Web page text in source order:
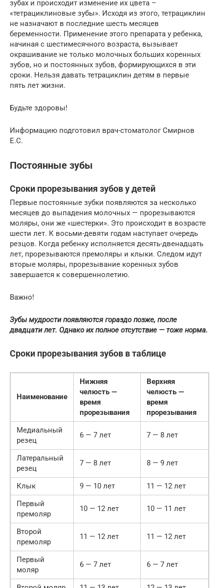
зубах и происходит изменение их цвета –
«тетрациклиновые зубы». Исходя из этого, тетрациклин
не назначают в последние шесть месяцев
беременности. Применение этого препарата у ребенка,
начиная с шестимесячного возраста, вызывает
окрашивание не только молочных больших коренных
зубов, но и постоянных зубов, формирующихся в эти
сроки. Нельзя давать тетрациклин детям в первые
пять лет жизни.
Будьте здоровы!
Информацию подготовил врач-стоматолог Смирнов
Е.С.
Постоянные зубы
Сроки прорезывания зубов у детей
Первые постоянные зубки появляются за несколько
месяцев до выпадения молочных — прорезываются
моляры, они же «шестерки». Это происходит в возрасте
шести лет. К восьми-девяти годам наступает очередь
резцов. Когда ребенку исполняется десять-двенадцать
лет, прорезываются премоляры и клыки. Следом идут
вторые моляры, прорезывание коренных зубов
завершается к совершеннолетию.
Важно!
Зубы мудрости появляются гораздо позже, после
двадцати лет. Однако их полное отсутствие — тоже норма.
Сроки прорезывания зубов в таблице
Наименование
Нижняя
челюсть —
время
прорезывания
Верхняя
челюсть —
время
прорезывания
Медиальный
резец
6 — 7 лет 7 — 8 лет
Латеральный
резец
7 — 8 лет 8 — 9 лет
Клык 9 — 10 лет
11 — 12 лет
Первый
премоляр
10 — 12 лет 10 — 11 лет
Второй
премоляр
11 — 12 лет 11 — 12 лет
Первый
моляр
6 — 7 лет 6 — 7 лет